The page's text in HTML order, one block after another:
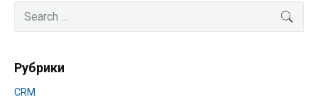
Primary
Sidebar
for:
Рубрики
CRM